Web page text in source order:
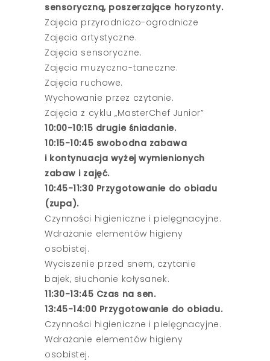
sensoryczną, poszerzające horyzonty.
Zajęcia przyrodniczo-ogrodnicze
Zajęcia artystyczne.
Zajęcia sensoryczne.
Zajęcia muzyczno-taneczne.
Zajęcia ruchowe.
Wychowanie przez czytanie.
Zajęcia z cyklu „MasterChef Junior”
10:00-10:15 drugie śniadanie.
10:15-10:45 swobodna zabawa
i kontynuacja wyżej wymienionych
zabaw i zajęć.
10:45-11:30 Przygotowanie do obiadu
(zupa).
Czynności higieniczne i pielęgnacyjne.
Wdrażanie elementów higieny
osobistej.
Wyciszenie przed snem, czytanie
bajek, słuchanie kołysanek.
11:30-13:45 Czas na sen.
13:45-14:00 Przygotowanie do obiadu.
Czynności higieniczne i pielęgnacyjne.
Wdrażanie elementów higieny
osobistej.